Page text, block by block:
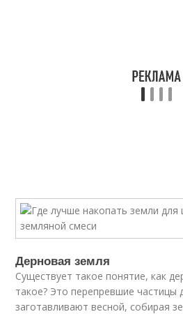
Дерновая земля
Существует такое понятие, как
такое? Это перепревшие частицы
заготавливают весной, собирая